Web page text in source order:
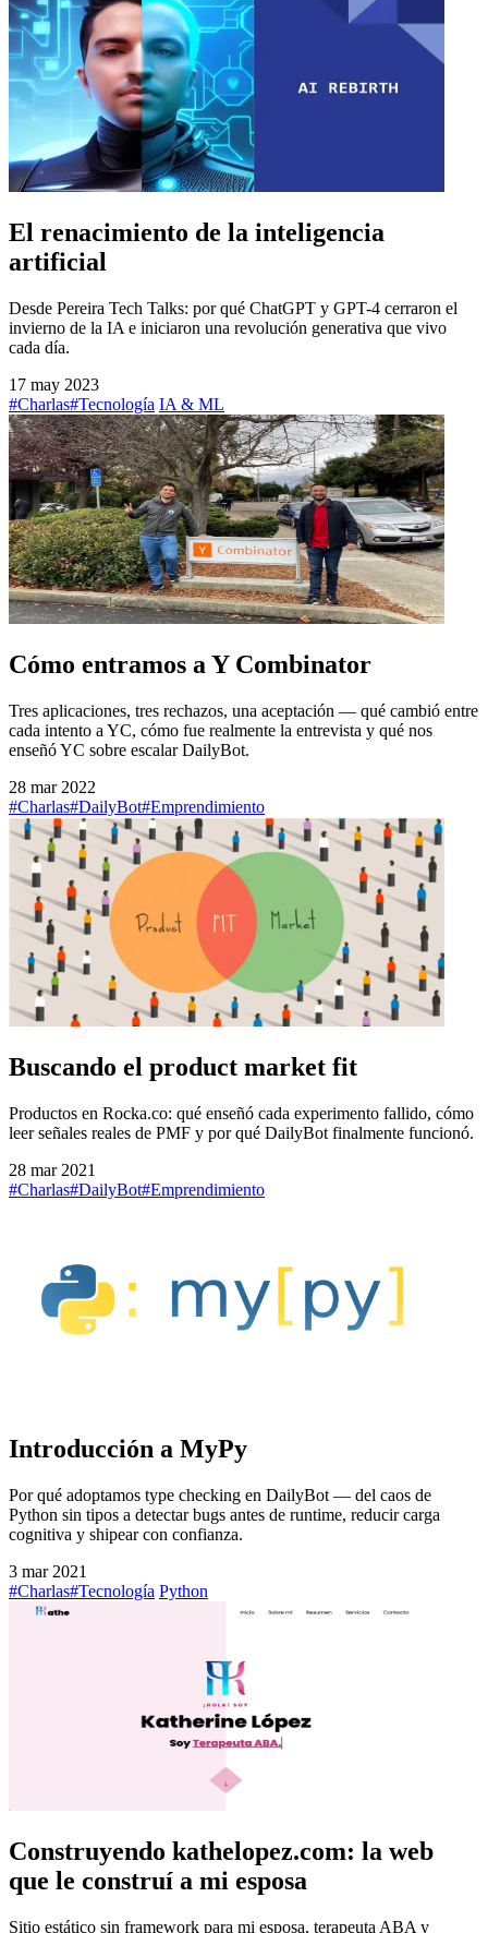
El renacimiento de la inteligencia
artificial
Desde Pereira Tech Talks: por qué ChatGPT y GPT-4 cerraron el
invierno de la IA e iniciaron una revolución generativa que vivo
cada día.
17 may 2023
#Charlas#Tecnología IA & ML
Cómo entramos a Y Combinator
Tres aplicaciones, tres rechazos, una aceptación — qué cambió entre
cada intento a YC, cómo fue realmente la entrevista y qué nos
enseñó YC sobre escalar DailyBot.
28 mar 2022
#Charlas#DailyBot#Emprendimiento
Buscando el product market fit
Productos en Rocka.co: qué enseñó cada experimento fallido, cómo
leer señales reales de PMF y por qué DailyBot finalmente funcionó.
28 mar 2021
#Charlas#DailyBot#Emprendimiento
Introducción a MyPy
Por qué adoptamos type checking en DailyBot — del caos de
Python sin tipos a detectar bugs antes de runtime, reducir carga
cognitiva y shipear con confianza.
3 mar 2021
#Charlas#Tecnología Python
Construyendo kathelopez.com: la web
que le construí a mi esposa
Sitio estático sin framework para mi esposa, terapeuta ABA y